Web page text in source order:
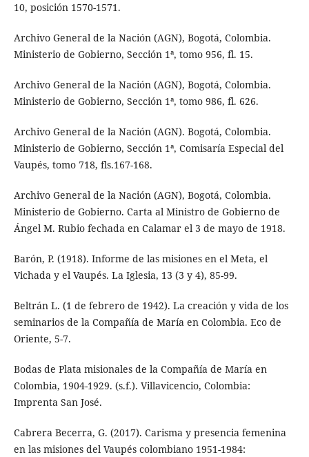
10, posición 1570-1571.
Archivo General de la Nación (AGN), Bogotá, Colombia.
Ministerio de Gobierno, Sección 1ª, tomo 956, fl. 15.
Archivo General de la Nación (AGN), Bogotá, Colombia.
Ministerio de Gobierno, Sección 1ª, tomo 986, fl. 626.
Archivo General de la Nación (AGN). Bogotá, Colombia.
Ministerio de Gobierno, Sección 1ª, Comisaría Especial del
Vaupés, tomo 718, fls.167-168.
Archivo General de la Nación (AGN), Bogotá, Colombia.
Ministerio de Gobierno. Carta al Ministro de Gobierno de
Ángel M. Rubio fechada en Calamar el 3 de mayo de 1918.
Barón, P. (1918). Informe de las misiones en el Meta, el
Vichada y el Vaupés. La Iglesia, 13 (3 y 4), 85-99.
Beltrán L. (1 de febrero de 1942). La creación y vida de los
seminarios de la Compañía de María en Colombia. Eco de
Oriente, 5-7.
Bodas de Plata misionales de la Compañía de María en
Colombia, 1904-1929. (s.f.). Villavicencio, Colombia:
Imprenta San José.
Cabrera Becerra, G. (2017). Carisma y presencia femenina
en las misiones del Vaupés colombiano 1951-1984: